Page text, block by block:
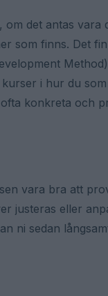
om det antas
som finns. Det
i hur du
konkreta och
vara bra att
justeras eller
ni sedan